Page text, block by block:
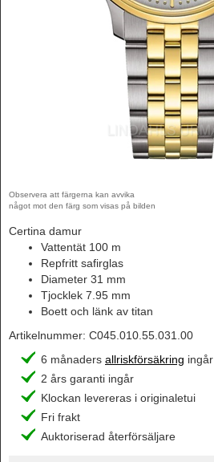
Observera att färgerna kan avvika
något mot den färg som visas på bilden
Certina damur
Vattentät 100 m
Repfritt safirglas
Diameter 31 mm
Tjocklek 7.95 mm
Boett och länk av titan
Artikelnummer: C045.010.55.031.00
6 månaders allriskförsäkring ingår
2 års garanti ingår
Klockan levereras i originaletui
Fri frakt
Auktoriserad återförsäljare